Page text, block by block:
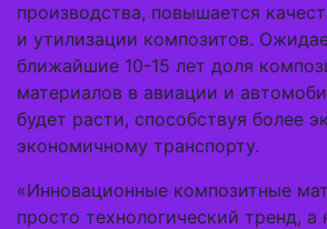
производства, повышается
и утилизации композитов.
ближайшие 10-15 лет доля
материалов в авиации и
будет расти, способствуя более
экономичному транспорту.
«Инновационные композитные
просто технологический тренд,